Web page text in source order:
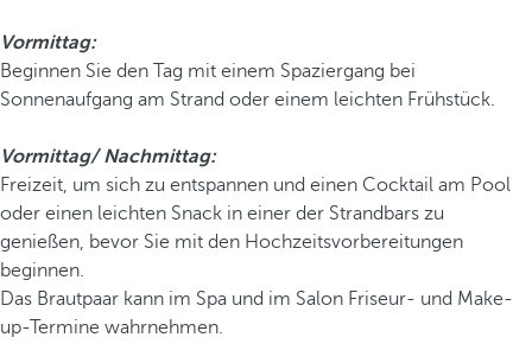
Vormittag:
Beginnen Sie den Tag mit einem Spaziergang bei
Sonnenaufgang am Strand oder einem leichten Frühstück.
Vormittag/ Nachmittag:
Freizeit, um sich zu entspannen und einen Cocktail am Pool
oder einen leichten Snack in einer der Strandbars zu
genießen, bevor Sie mit den Hochzeitsvorbereitungen
beginnen.
Das Brautpaar kann im Spa und im Salon Friseur- und Make-
up-Termine wahrnehmen.